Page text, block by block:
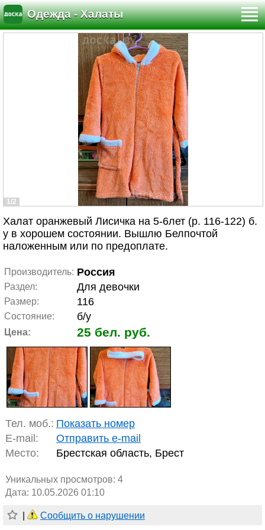
Одежда - Халаты
1/2
Халат оранжевый Лисичка на 5-6лет (р. 116-122) б.
у в хорошем состоянии. Вышлю Белпочтой
наложенным или по предоплате.
Производитель: Россия
Раздел: Для девочки
Размер: 116
Состояние: б/у
Цена: 25 бел. руб.
Тел. моб.: Показать номер
E-mail:
Отправить e-mail
Место:
Брестская область, Брест
Уникальных просмотров: 4
Дата: 10.05.2026 01:10
Сообщить о нарушении